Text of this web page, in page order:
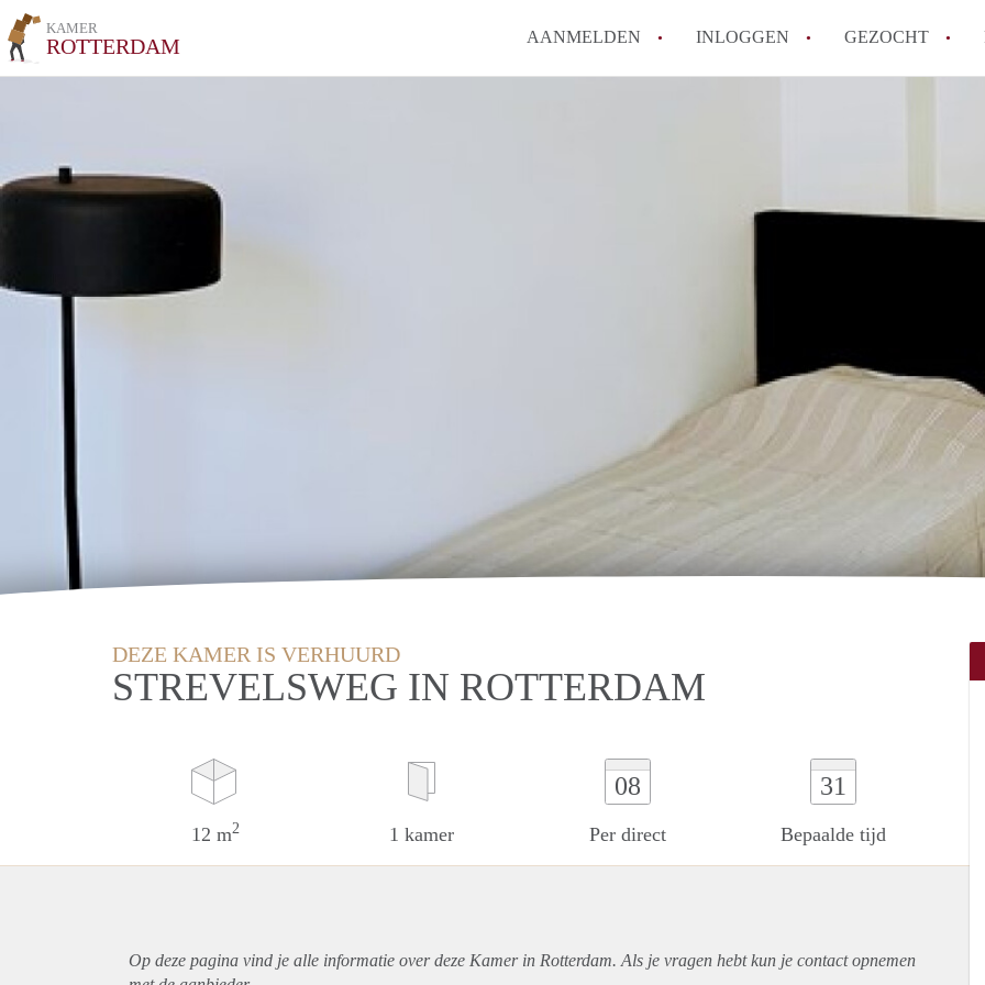
KAMER
ROTTERDAM AANMELDEN INLOGGEN GEZOCHT
Wat kost een studentenkamer
In welke wijken van
DEZE KAMER IS VERHUURD
STREVELSWEG IN ROTTERDAM
12 m2 1 kamer
08
Per direct
31
Bepaalde tijd
Op deze pagina vind je alle informatie over deze Kamer in Rotterdam. Als je vragen hebt kun je contact opnemen